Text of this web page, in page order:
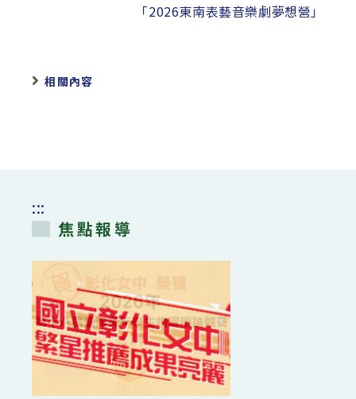
「2026東南表藝音樂劇夢想營」
相關內容
:::
焦點報導